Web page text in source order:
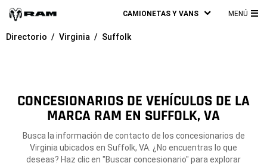
CAMIONETAS Y VANS MENÚ
Directorio Virginia Suffolk
CONCESIONARIOS DE VEHÍCULOS DE LA
MARCA RAM EN SUFFOLK, VA
Busca la información de contacto de los concesionarios de
Virginia ubicados en Suffolk, VA. ¿No encuentras lo que
deseas? Haz clic en "Buscar concesionario" para explorar